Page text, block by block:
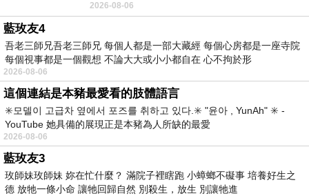
習慣一如縱容，成了再難輕輕放下的罪證
2026-08-06
藍玫友4
吾老三師兄吾老三師兄 每個人都是一部大藏經 每個心房都是一座寺院
每個視事都是一個觀想 不論大大或小小都自在 心不拘於形
2026-08-06
這個連結是本豬最愛看的肢體語言
✳️모델이 고급차 옆에서 포즈를 취하고 있다.✳️ "윤아 , YunAh" ✳️ -
YouTube 她具備的展現正是本豬為人所缺的最愛
2026-08-06
藍玫友3
玫師妹玫師妹 妳在忙什麼？ 滿院子裡瞎跑 小蟑螂不礙事 培養好生之
德 放牠一條小命 讓牠回歸自然 別殺生，放生 別讓牠進